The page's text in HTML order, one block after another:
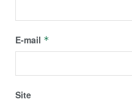
E-mail *
Site